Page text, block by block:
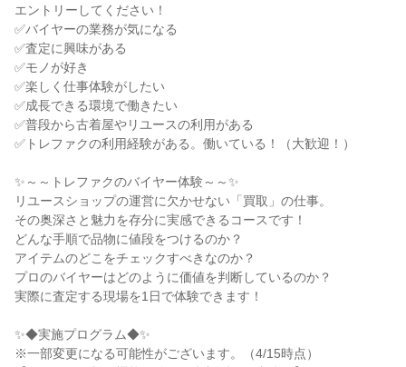
エントリーしてください！
✅バイヤーの業務が気になる
✅査定に興味がある
✅モノが好き
✅楽しく仕事体験がしたい
✅成長できる環境で働きたい
✅普段から古着屋やリユースの利用がある
✅トレファクの利用経験がある。働いている！（大歓迎！）
✨～～トレファクのバイヤー体験～～✨
リユースショップの運営に欠かせない「買取」の仕事。
その奥深さと魅力を存分に実感できるコースです！
どんな手順で品物に値段をつけるのか？
アイテムのどこをチェックすべきなのか？
プロのバイヤーはどのように価値を判断しているのか？
実際に査定する現場を1日で体験できます！
✨◆実施プログラム◆✨
※一部変更になる可能性がございます。（4/15時点）